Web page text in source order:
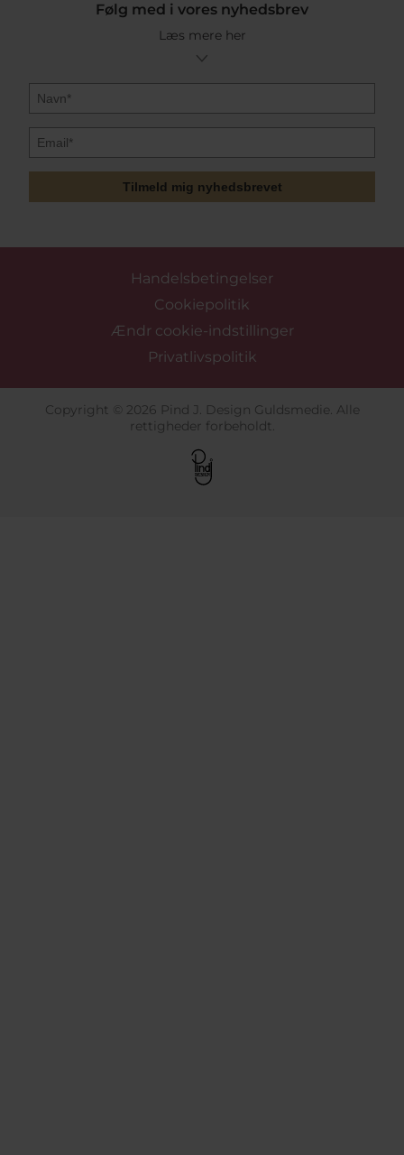
Følg med i vores nyhedsbrev
Læs mere her
Tilmeld mig nyhedsbrevet
Handelsbetingelser
Cookiepolitik
Ændr cookie-indstillinger
Privatlivspolitik
Copyright © 2026 Pind J. Design Guldsmedie. Alle
rettigheder forbeholdt.